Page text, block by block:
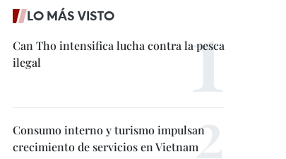
LO MÁS VISTO
Can Tho intensifica lucha contra la pesca
ilegal
Consumo interno y turismo impulsan
crecimiento de servicios en Vietnam